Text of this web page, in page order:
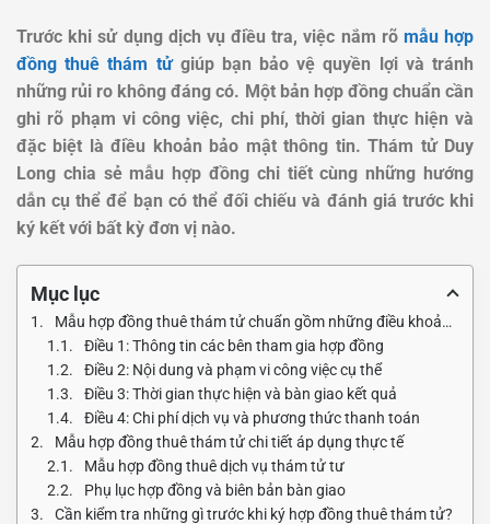
Trước khi sử dụng dịch vụ điều tra, việc nắm rõ mẫu hợp
đồng thuê thám tửgiúp bạn bảo vệ quyền lợi và tránh
những rủi ro không đáng có. Một bản hợp đồng chuẩn cần
ghi rõ phạm vi công việc, chi phí, thời gian thực hiện và
đặc biệt là điều khoản bảo mật thông tin. Thám tử Duy
Long chia sẻ mẫu hợp đồng chi tiết cùng những hướng
dẫn cụ thể để bạn có thể đối chiếu và đánh giá trước khi
ký kết với bất kỳ đơn vị nào.
Mục lục
Mẫu hợp đồng thuê thám tử chuẩn gồm những điều khoản nào?
Điều 1: Thông tin các bên tham gia hợp đồng
Điều 2: Nội dung và phạm vi công việc cụ thể
Điều 3: Thời gian thực hiện và bàn giao kết quả
Điều 4: Chi phí dịch vụ và phương thức thanh toán
Mẫu hợp đồng thuê thám tử chi tiết áp dụng thực tế
Mẫu hợp đồng thuê dịch vụ thám tử tư
Phụ lục hợp đồng và biên bản bàn giao
Cần kiểm tra những gì trước khi ký hợp đồng thuê thám tử?